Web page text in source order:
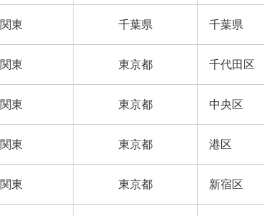
関東 千葉県 千葉県
関東 東京都 千代田区
関東 東京都 中央区
関東 東京都 港区
関東 東京都 新宿区